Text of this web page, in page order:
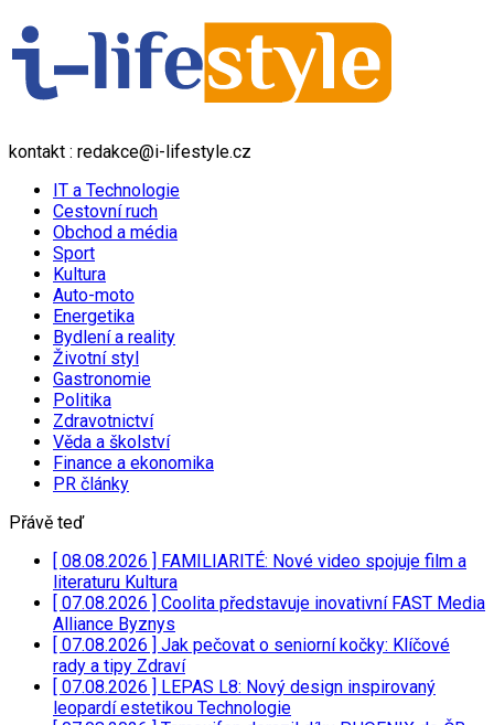
kontakt : redakce@i-lifestyle.cz
IT a Technologie
Cestovní ruch
Obchod a média
Sport
Kultura
Auto-moto
Energetika
Bydlení a reality
Životní styl
Gastronomie
Politika
Zdravotnictví
Věda a školství
Finance a ekonomika
PR články
Přávě teď
[ 08.08.2026 ] FAMILIARITÉ: Nové video spojuje film a
literaturu Kultura
[ 07.08.2026 ] Coolita představuje inovativní FAST Media
Alliance Byznys
[ 07.08.2026 ] Jak pečovat o seniorní kočky: Klíčové
rady a tipy Zdraví
[ 07.08.2026 ] LEPAS L8: Nový design inspirovaný
leopardí estetikou Technologie